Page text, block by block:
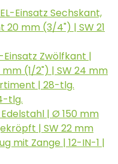
Einsatz Sechskant,
mm (3/4") | SW 21
Zwölfkant |
(1/2") | SW 24 mm
| 28-tlg.
tlg.
| Ø 150 mm
| SW 22 mm
mit Zange | 12-IN-1 |